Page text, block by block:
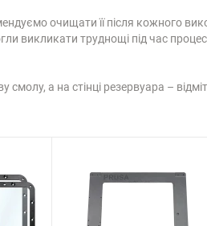
очищати її після кожного
викликати труднощі під час
смолу, а на стінці резервуара –